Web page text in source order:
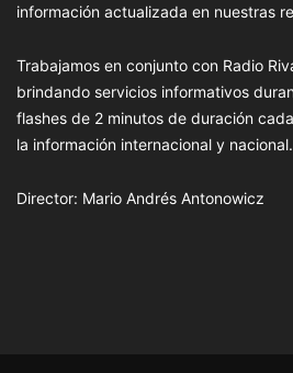
información actualizada en nuestras
Trabajamos en conjunto con Radio
brindando servicios informativos
flashes de 2 minutos de duración
la información internacional y nacional.
Director: Mario Andrés Antonowicz